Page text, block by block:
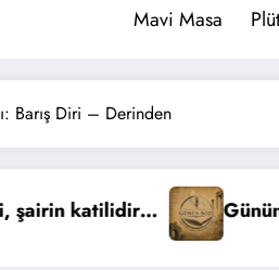
Mavi Masa
Barış Diri – Derinden
kuşların mutluluktan
Günün